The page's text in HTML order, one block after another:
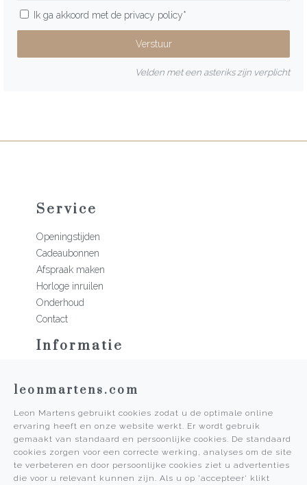
Ik ga akkoord met de privacy policy*
Velden met een asteriks zijn verplicht
Service
Openingstijden
Cadeaubonnen
Afspraak maken
Horloge inruilen
Onderhoud
Contact
Informatie
Historie
Algemene voorwaarden
Privacy Policy
Pers
leonmartens.com
Leon Martens gebruikt cookies zodat u de optimale online
ervaring heeft en onze website werkt. Er wordt gebruik
gemaakt van standaard en persoonlijke cookies. De standaard
cookies zorgen voor een correcte werking, analyses om de site
te verbeteren en door persoonlijke cookies ziet u advertenties
die voor u relevant kunnen zijn. Als u op 'accepteer' klikt